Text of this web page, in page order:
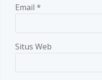
Email *
Situs Web